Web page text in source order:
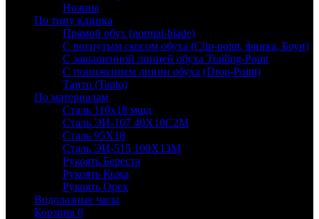
Ножны
По типу клинка
Прямой обух (normal-blade)
С вогнутым скосом обуха (Clip-point, финка, Боуи)
С завышенной линией обуха Trailing-Point
С понижением линии обуха (Drop-Point)
Танто (Tanto)
По материалам
Сталь 110х18 мшд
Сталь ЭИ-107 40Х10С2М
Сталь 95Х18
Сталь ЭИ-515 100Х13М
Рукоять Береста
Рукоять Кожа
Рукоять Орех
Водолазные часы
Корзина 0